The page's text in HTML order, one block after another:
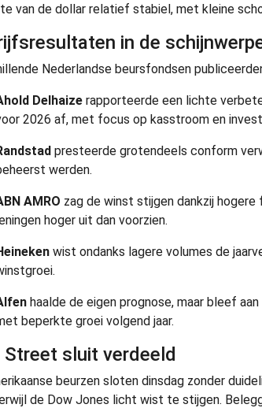
van de dollar relatief stabiel, met kleine
in de
Nederlandse beursfondsen
Delhaize rapporteerde een lichte
2026 af, met focus op kasstroom en
presteerde grotendeels conform
werden.
AMRO zag de winst stijgen dankzij
hoger uit dan voorzien.
wist ondanks lagere volumes de
haalde de eigen prognose, maar bleef
beperkte groei volgend jaar.
Street sluit verdeeld
beurzen sloten dinsdag zonder
de Dow Jones licht wist te stijgen.